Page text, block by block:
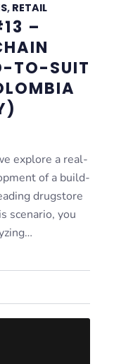
, RETAIL
–
TO-SUIT
explore a real-
of a build-
drugstore
scenario, you